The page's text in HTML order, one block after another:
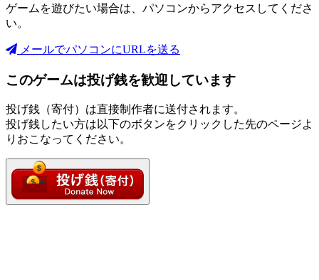
ゲームを遊びたい場合は、パソコンからアクセスしてくださ
い。
メールでパソコンにURLを送る
このゲームは投げ銭を歓迎しています
投げ銭（寄付）は直接制作者に送付されます。
投げ銭したい方は以下のボタンをクリックした先のページよ
りおこなってください。